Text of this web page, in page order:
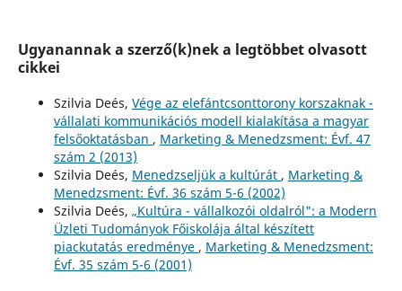
Ugyanannak a szerző(k)nek a legtöbbet olvasott
cikkei
Szilvia Deés, Vége az elefántcsonttorony korszaknak -
vállalati kommunikációs modell kialakítása a magyar
felsőoktatásban , Marketing & Menedzsment: Évf. 47
szám 2 (2013)
Szilvia Deés, Menedzseljük a kultúrát , Marketing &
Menedzsment: Évf. 36 szám 5-6 (2002)
Szilvia Deés, „Kultúra - vállalkozói oldalról": a Modern
Üzleti Tudományok Főiskolája által készített
piackutatás eredménye , Marketing & Menedzsment:
Évf. 35 szám 5-6 (2001)